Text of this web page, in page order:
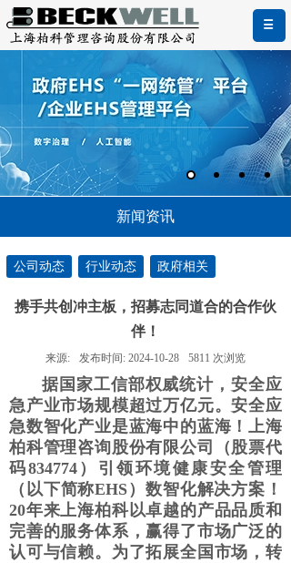
新闻资讯
公司动态 行业动态 政府相关
携手共创冲主板，招募志同道合的合作伙
伴！
来源: 发布时间: 2024-10-28 5811 次浏览
据国家工信部权威统计，安全应
急产业市场规模超过万亿元。安全应
急数智化产业是蓝海中的蓝海！上海
柏科管理咨询股份有限公司（股票代
码834774）引领环境健康安全管理
（以下简称EHS）数智化解决方案！
20年来上海柏科以卓越的产品品质和
完善的服务体系，赢得了市场广泛的
认可与信赖。为了拓展全国市场，转